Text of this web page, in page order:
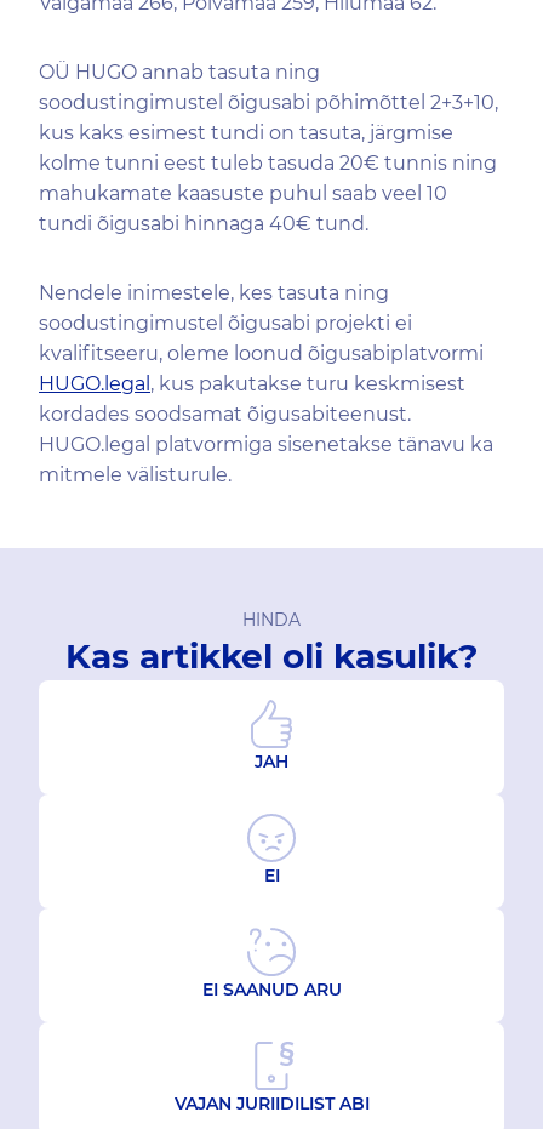
OÜ HUGO annab tasuta ning
soodustingimustel õigusabi põhimõttel 2+3+10,
kus kaks esimest tundi on tasuta, järgmise
kolme tunni eest tuleb tasuda 20€ tunnis ning
mahukamate kaasuste puhul saab veel 10
tundi õigusabi hinnaga 40€ tund.
Nendele inimestele, kes tasuta ning
soodustingimustel õigusabi projekti ei
kvalifitseeru, oleme loonud õigusabiplatvormi
HUGO.legal , kus pakutakse turu keskmisest
kordades soodsamat õigusabiteenust.
HUGO.legal platvormiga sisenetakse tänavu ka
mitmele välisturule.
HINDA
Kas artikkel oli kasulik?
JAH
EI
EI SAANUD ARU
VAJAN JURIIDILIST ABI